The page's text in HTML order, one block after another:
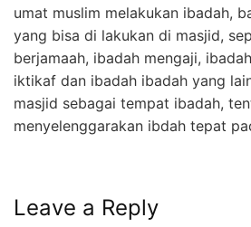
umat muslim melakukan ibadah,
yang bisa di lakukan di masjid,
berjamaah, ibadah mengaji,
iktikaf dan ibadah ibadah yang
masjid sebagai tempat ibadah,
menyelenggarakan ibdah tepat
Leave a Reply